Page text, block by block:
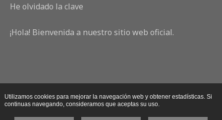
He olvidado la clave
¡Hola! Bienvenida a nuestro sitio web oficial.
Utilizamos cookies para mejorar la navegación web y obtener estadísticas. Si
continuas navegando, consideramos que aceptas su uso.